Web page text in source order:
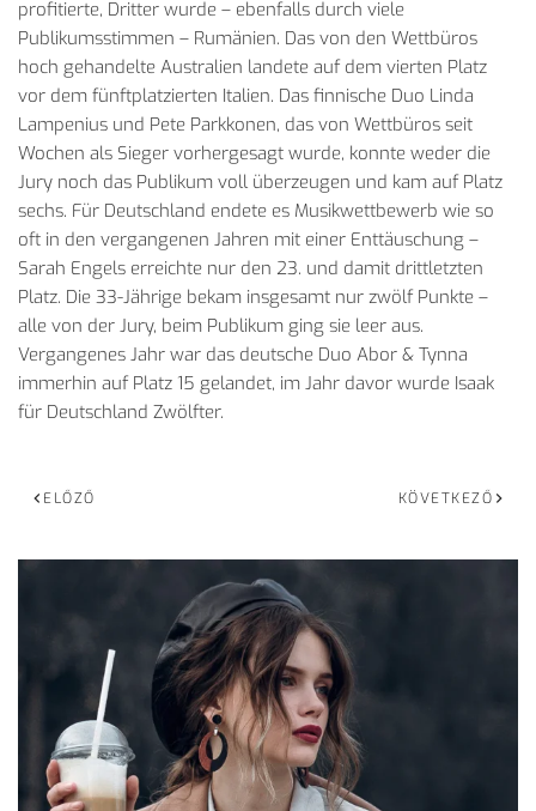
profitierte, Dritter wurde – ebenfalls durch viele
Publikumsstimmen – Rumänien. Das von den Wettbüros
hoch gehandelte Australien landete auf dem vierten Platz
vor dem fünftplatzierten Italien. Das finnische Duo Linda
Lampenius und Pete Parkkonen, das von Wettbüros seit
Wochen als Sieger vorhergesagt wurde, konnte weder die
Jury noch das Publikum voll überzeugen und kam auf Platz
sechs. Für Deutschland endete es Musikwettbewerb wie so
oft in den vergangenen Jahren mit einer Enttäuschung –
Sarah Engels erreichte nur den 23. und damit drittletzten
Platz. Die 33-Jährige bekam insgesamt nur zwölf Punkte –
alle von der Jury, beim Publikum ging sie leer aus.
Vergangenes Jahr war das deutsche Duo Abor & Tynna
immerhin auf Platz 15 gelandet, im Jahr davor wurde Isaak
für Deutschland Zwölfter.
ELŐZŐ KÖVETKEZŐ